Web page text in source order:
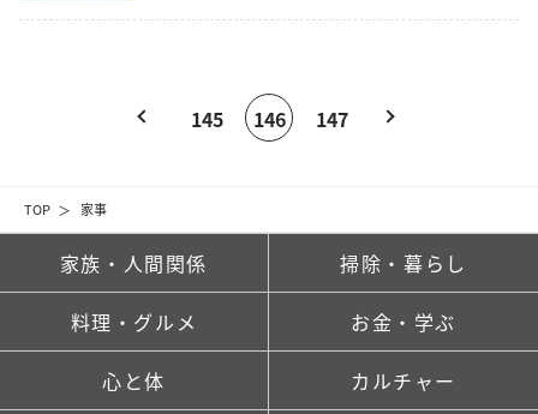
TOP 家事
145 146 147
家族・人間関係 掃除・暮らし
料理・グルメ お金・学ぶ
心と体 カルチャー